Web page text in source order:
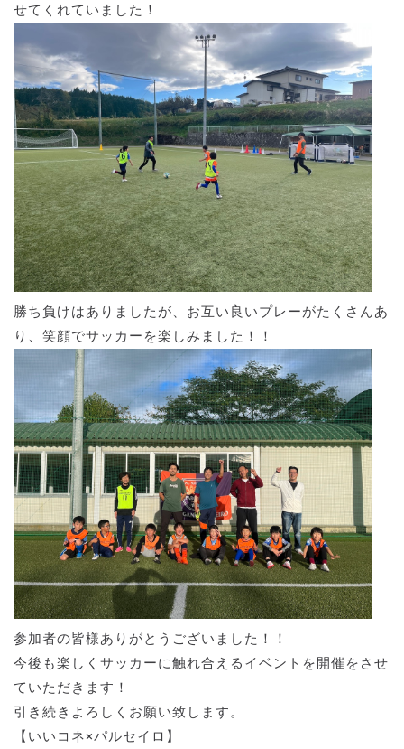
せてくれていました！
勝ち負けはありましたが、お互い良いプレーがたくさんあ
り、笑顔でサッカーを楽しみました！！
参加者の皆様ありがとうございました！！
今後も楽しくサッカーに触れ合えるイベントを開催をさせ
ていただきます！
引き続きよろしくお願い致します。
【いいコネ×パルセイロ】